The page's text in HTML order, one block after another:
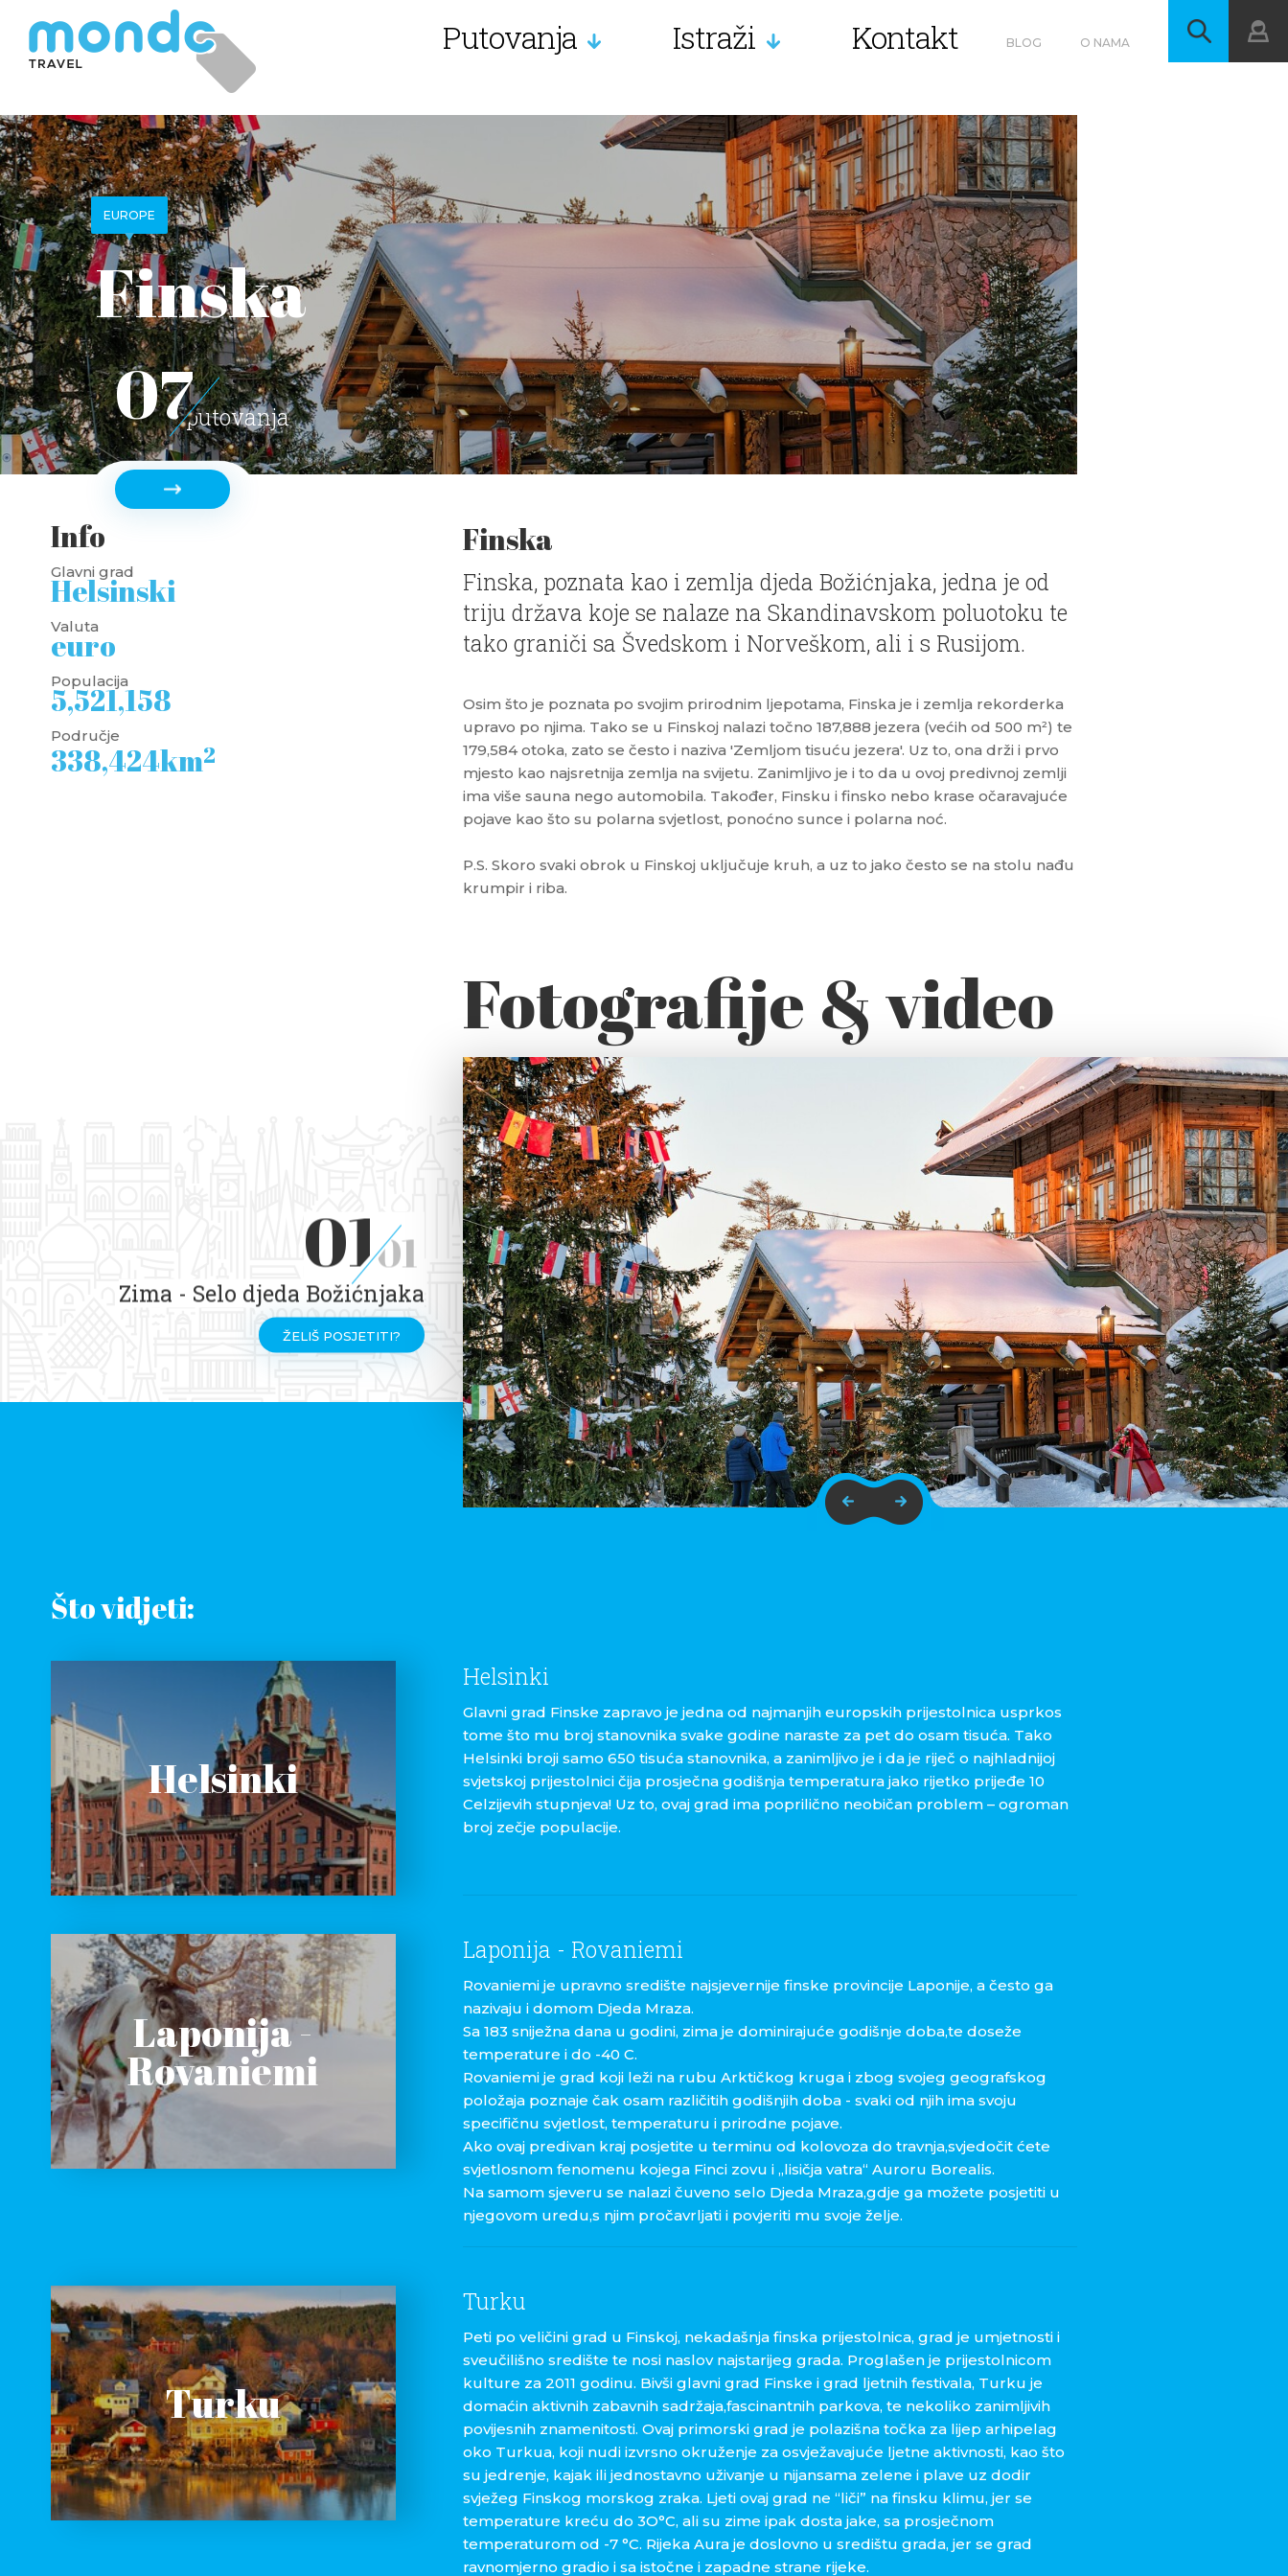
Putovanja Istraži Kontakt BLOG O NAMA
EUROPE
Finska
07putovanja
Info
Glavni grad
Helsinski
Valuta
euro
Populacija
5,521,158
Područje
338,424km2
Finska
Finska, poznata kao i zemlja djeda Božićnjaka, jedna je od
triju država koje se nalaze na Skandinavskom poluotoku te
tako graniči sa Švedskom i Norveškom, ali i s Rusijom.
Osim što je poznata po svojim prirodnim ljepotama, Finska je i zemlja rekorderka
upravo po njima. Tako se u Finskoj nalazi točno 187,888 jezera (većih od 500 m²) te
179,584 otoka, zato se često i naziva 'Zemljom tisuću jezera'. Uz to, ona drži i prvo
mjesto kao najsretnija zemlja na svijetu. Zanimljivo je i to da u ovoj predivnoj zemlji
ima više sauna nego automobila. Također, Finsku i finsko nebo krase očaravajuće
pojave kao što su polarna svjetlost, ponoćno sunce i polarna noć.
P.S. Skoro svaki obrok u Finskoj uključuje kruh, a uz to jako često se na stolu nađu
krumpir i riba.
Fotografije & video
0101
Zima - Selo djeda Božićnjaka
ŽELIŠ POSJETITI?
Što vidjeti:
Helsinki
Helsinki
Glavni grad Finske zapravo je jedna od najmanjih europskih prijestolnica usprkos
tome što mu broj stanovnika svake godine naraste za pet do osam tisuća. Tako
Helsinki broji samo 650 tisuća stanovnika, a zanimljivo je i da je riječ o najhladnijoj
svjetskoj prijestolnici čija prosječna godišnja temperatura jako rijetko prijeđe 10
Celzijevih stupnjeva! Uz to, ovaj grad ima poprilično neobičan problem – ogroman
broj zečje populacije.
Laponija -
Rovaniemi
Laponija - Rovaniemi
Rovaniemi je upravno središte najsjevernije finske provincije Laponije, a često ga
nazivaju i domom Djeda Mraza.
Sa 183 sniježna dana u godini, zima je dominirajuće godišnje doba,te doseže
temperature i do -40 C.
Rovaniemi je grad koji leži na rubu Arktičkog kruga i zbog svojeg geografskog
položaja poznaje čak osam različitih godišnjih doba - svaki od njih ima svoju
specifičnu svjetlost, temperaturu i prirodne pojave.
Ako ovaj predivan kraj posjetite u terminu od kolovoza do travnja,svjedočit ćete
svjetlosnom fenomenu kojega Finci zovu i „lisičja vatra“ Auroru Borealis.
Na samom sjeveru se nalazi čuveno selo Djeda Mraza,gdje ga možete posjetiti u
njegovom uredu,s njim pročavrljati i povjeriti mu svoje želje.
Turku
Turku
Peti po veličini grad u Finskoj, nekadašnja finska prijestolnica, grad je umjetnosti i
sveučilišno središte te nosi naslov najstarijeg grada. Proglašen je prijestolnicom
kulture za 2011 godinu. Bivši glavni grad Finske i grad ljetnih festivala, Turku je
domaćin aktivnih zabavnih sadržaja,fascinantnih parkova, te nekoliko zanimljivih
povijesnih znamenitosti. Ovaj primorski grad je polazišna točka za lijep arhipelag
oko Turkua, koji nudi izvrsno okruženje za osvježavajuće ljetne aktivnosti, kao što
su jedrenje, kajak ili jednostavno uživanje u nijansama zelene i plave uz dodir
svježeg Finskog morskog zraka. Ljeti ovaj grad ne “liči” na finsku klimu, jer se
temperature kreću do 3O°C, ali su zime ipak dosta jake, sa prosječnom
temperaturom od -7 °C. Rijeka Aura je doslovno u središtu grada, jer se grad
ravnomjerno gradio i sa istočne i zapadne strane rijeke.